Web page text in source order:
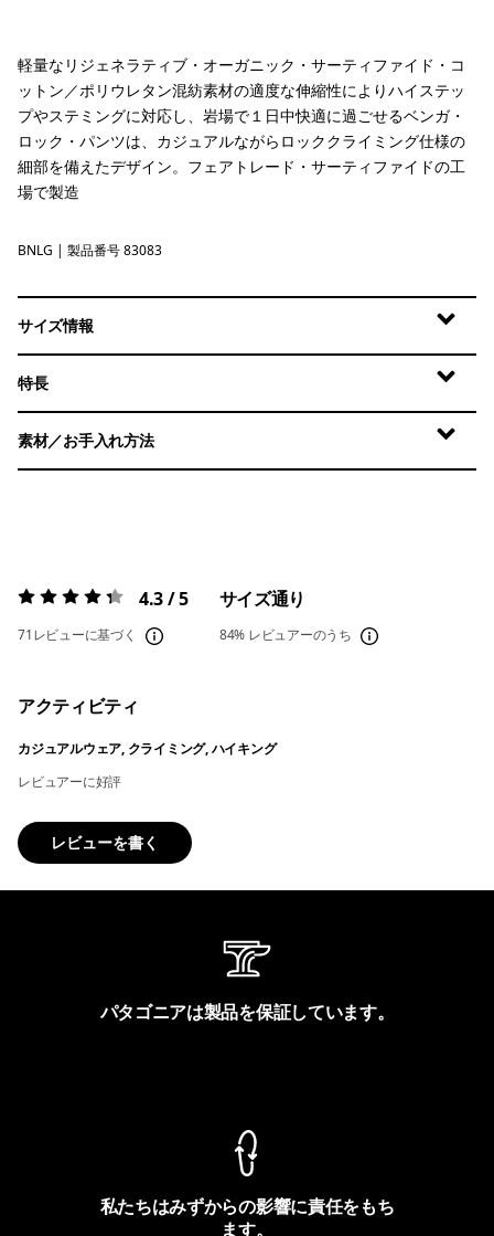
軽量なリジェネラティブ・オーガニック・サーティファイド・コ
ットン／ポリウレタン混紡素材の適度な伸縮性によりハイステッ
プやステミングに対応し、岩場で１日中快適に過ごせるベンガ・
ロック・パンツは、カジュアルながらロッククライミング仕様の
細部を備えたデザイン。フェアトレード・サーティファイドの工
場で製造
Bundle Green
BNLG | 製品番号 83083
サイズ情報
特長
素材／お手入れ方法
評価:4.3 / 5 4.3 / 5
71レビューに基づく
サイズ通り
84% レビュアーのうち
アクティビティ
カジュアルウェア, クライミング, ハイキング
レビュアーに好評
レビューを書く
パタゴニアは製品を保証しています。
私たちはみずからの影響に責任をもち
ます。